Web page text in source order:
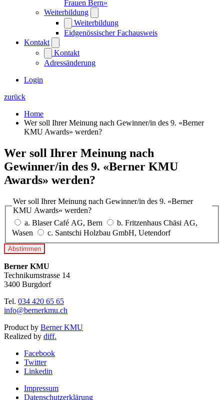
Frauen Bern»
Weiterbildung
Weiterbildung
Eidgenössischer Fachausweis
Kontakt
Kontakt
Adressänderung
Login
zurück
Home
Wer soll Ihrer Meinung nach Gewinner/in des 9. «Berner
KMU Awards» werden?
Wer soll Ihrer Meinung nach
Gewinner/in des 9. «Berner KMU
Awards» werden?
Wer soll Ihrer Meinung nach Gewinner/in des 9. «Berner
KMU Awards» werden?
a. Blaser Café AG, Bern
b. Fritzenhaus Chäsi AG,
Wasen
c. Santschi Holzbau GmbH, Uetendorf
Abstimmen
Berner KMU
Technikumstrasse 14
3400 Burgdorf
Tel. 034 420 65 65
info@bernerkmu.ch
Product by Berner KMU
Realized by diff.
Facebook
Twitter
Linkedin
Impressum
Datenschutzerklärung